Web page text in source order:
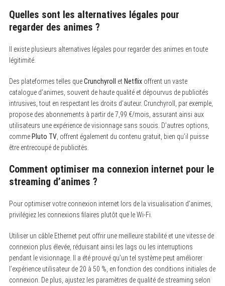
Quelles sont les alternatives légales pour
regarder des animes ?
Il existe plusieurs alternatives légales pour regarder des animes en toute
légitimité.
Des plateformes telles queCrunchyroll et Netflixoffrent un vaste
catalogue d’animes, souvent de haute qualité et dépourvus de publicités
intrusives, tout en respectant les droits d’auteur. Crunchyroll, par exemple,
propose des abonnements à partir de 7,99 €/mois, assurant ainsi aux
utilisateurs une expérience de visionnage sans soucis. D’autres options,
comme Pluto TV, offrent également du contenu gratuit, bien qu’il puisse
être entrecoupé de publicités.
Comment optimiser ma connexion internet pour le
streaming d’animes ?
Pour optimiser votre connexion internet lors de la visualisation d’animes,
privilégiez les connexions filaires plutôt que le Wi-Fi.
Utiliser un câble Ethernet peut offrir une meilleure stabilité et une vitesse de
connexion plus élevée, réduisant ainsi les lags ou les interruptions
pendant le visionnage. Il a été prouvé qu’un tel système peut améliorer
l’expérience utilisateur de 20 à 50 %, en fonction des conditions initiales de
connexion. De plus, ajustez les paramètres de qualité de streaming selon